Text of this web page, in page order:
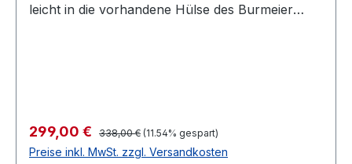
leicht in die vorhandene Hülse des Burmeier
Aufrichtern montiert werden kann.
Verkaufspreis:
299,00 € Regulärer Preis:
338,00 € (11.54% gespart)
Preise inkl. MwSt. zzgl. Versandkosten